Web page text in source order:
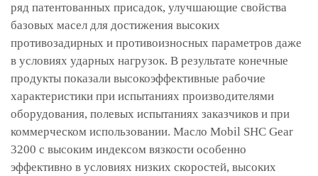
ряд патентованных присадок, улучшающие свойства
базовых масел для достижения высоких
противозадирных и противоизносных параметров даже
в условиях ударных нагрузок. В результате конечные
продукты показали высокоэффективные рабочие
характеристики при испытаниях производителями
оборудования, полевых испытаниях заказчиков и при
коммерческом использовании. Масло Mobil SHC Gear
3200 с высоким индексом вязкости особенно
эффективно в условиях низких скоростей, высоких